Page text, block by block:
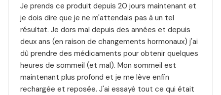
Je prends ce produit depuis 20 jours maintenant et
je dois dire que je ne m'attendais pas à un tel
résultat. Je dors mal depuis des années et depuis
deux ans (en raison de changements hormonaux) j'ai
dû prendre des médicaments pour obtenir quelques
heures de sommeil (et mal). Mon sommeil est
maintenant plus profond et je me lève enfin
rechargée et reposée. J'ai essayé tout ce qui était